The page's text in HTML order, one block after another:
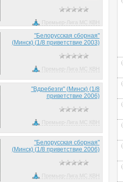
Премьер-Лига МС КВН
"Белорусская сборная"
(Минск) (1/8 приветствие 2003)
Премьер-Лига МС КВН
"Вдребезги" (Минск) (1/8
приветствие 2006)
Премьер-Лига МС КВН
"Белорусская сборная"
(Минск) (1/8 приветствие 2006)
Премьер-Лига МС КВН